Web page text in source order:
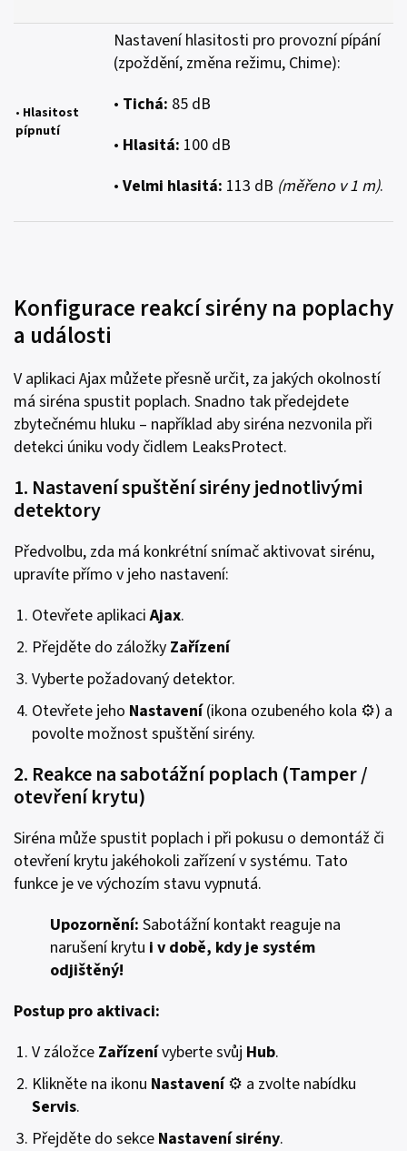
• Hlasitost
pípnutí
Nastavení hlasitosti pro provozní pípání
(zpoždění, změna režimu, Chime):
• Tichá: 85 dB
• Hlasitá: 100 dB
• Velmi hlasitá: 113 dB (měřeno v 1 m).
Konfigurace reakcí sirény na poplachy
a události
V aplikaci Ajax můžete přesně určit, za jakých okolností
má siréna spustit poplach. Snadno tak předejdete
zbytečnému hluku – například aby siréna nezvonila při
detekci úniku vody čidlem LeaksProtect.
1. Nastavení spuštění sirény jednotlivými
detektory
Předvolbu, zda má konkrétní snímač aktivovat sirénu,
upravíte přímo v jeho nastavení:
Otevřete aplikaciAjax.
Přejděte do záložky Zařízení
Vyberte požadovaný detektor.
Otevřete jeho Nastavení(ikona ozubeného kola ⚙️) a
povolte možnost spuštění sirény.
2. Reakce na sabotážní poplach (Tamper /
otevření krytu)
Siréna může spustit poplach i při pokusu o demontáž či
otevření krytu jakéhokoli zařízení v systému. Tato
funkce je ve výchozím stavu vypnutá.
Upozornění: Sabotážní kontakt reaguje na
narušení krytu i v době, kdy je systém
odjištěný!
Postup pro aktivaci:
V záložce Zařízenívyberte svůj Hub.
Klikněte na ikonu Nastavení⚙️ a zvolte nabídku
Servis.
Přejděte do sekce Nastavení sirény.